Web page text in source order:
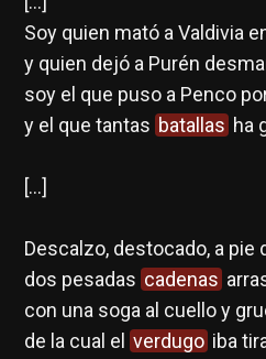
Soy quien mató a Valdivia
y quien dejó a Purén
soy el que puso a Penco
y el que tantas batallas ha
[…]
Descalzo, destocado, a pie
dos pesadas cadenas
con una soga al cuello y
de la cual el verdugo iba